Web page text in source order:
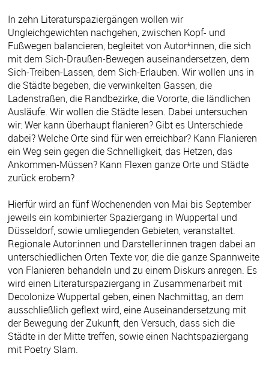
In zehn Literaturspaziergängen wollen wir
Ungleichgewichten nachgehen, zwischen Kopf- und
Fußwegen balancieren, begleitet von Autor*innen, die sich
mit dem Sich-Draußen-Bewegen auseinandersetzen, dem
Sich-Treiben-Lassen, dem Sich-Erlauben. Wir wollen uns in
die Städte begeben, die verwinkelten Gassen, die
Ladenstraßen, die Randbezirke, die Vororte, die ländlichen
Ausläufe. Wir wollen die Städte lesen. Dabei untersuchen
wir: Wer kann überhaupt flanieren? Gibt es Unterschiede
dabei? Welche Orte sind für wen erreichbar? Kann Flanieren
ein Weg sein gegen die Schnelligkeit, das Hetzen, das
Ankommen-Müssen? Kann Flexen ganze Orte und Städte
zurück erobern?
Hierfür wird an fünf Wochenenden von Mai bis September
jeweils ein kombinierter Spaziergang in Wuppertal und
Düsseldorf, sowie umliegenden Gebieten, veranstaltet.
Regionale Autor:innen und Darsteller:innen tragen dabei an
unterschiedlichen Orten Texte vor, die die ganze Spannweite
von Flanieren behandeln und zu einem Diskurs anregen. Es
wird einen Literaturspaziergang in Zusammenarbeit mit
Decolonize Wuppertal geben, einen Nachmittag, an dem
ausschließlich geflext wird, eine Auseinandersetzung mit
der Bewegung der Zukunft, den Versuch, dass sich die
Städte in der Mitte treffen, sowie einen Nachtspaziergang
mit Poetry Slam.